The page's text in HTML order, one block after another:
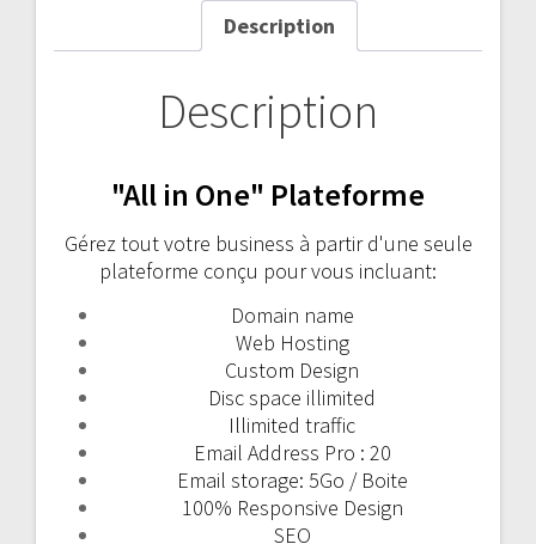
Description
Description
"All in One" Plateforme
Gérez tout votre business à partir d'une seule
plateforme conçu pour vous incluant:
Domain name
Web Hosting
Custom Design
Disc space illimited
Illimited traffic
Email Address Pro : 20
Email storage: 5Go / Boite
100% Responsive Design
SEO